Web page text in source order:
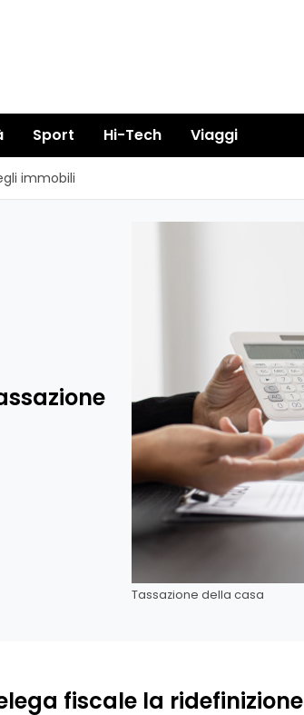
Sport Hi-Tech Viaggi
immobili
Tassazione della casa
fiscale la ridefinizione